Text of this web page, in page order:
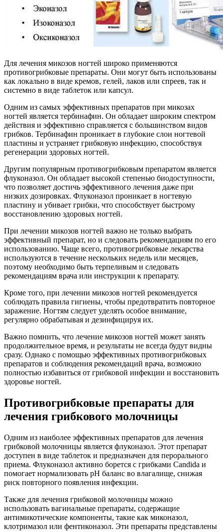
Для лечения микозов ногтей широко применяются
противогрибковые препараты. Они могут быть использованы
как локально в виде кремов, гелей, лаков или спреев, так и
системно в виде таблеток или капсул.
Одним из самых эффективных препаратов при микозах
ногтей является тербинафин. Он обладает широким спектром
действия и эффективно справляется с большинством видов
грибков. Тербинафин проникает в глубокие слои ногтевой
пластины и устраняет грибковую инфекцию, способствуя
регенерации здоровых ногтей.
Другим популярным противогрибковым препаратом является
флуконазол. Он обладает высокой степенью биодоступности,
что позволяет достичь эффективного лечения даже при
низких дозировках. Флуконазол проникает в ногтевую
пластину и убивает грибки, что способствует быстрому
восстановлению здоровых ногтей.
При лечении микозов ногтей важно не только выбрать
эффективный препарат, но и следовать рекомендациям по его
использованию. Чаще всего, противогрибковые лекарства
используются в течение нескольких недель или месяцев,
поэтому необходимо быть терпеливым и следовать
рекомендациям врача или инструкции к препарату.
Кроме того, при лечении микозов ногтей рекомендуется
соблюдать правила гигиены, чтобы предотвратить повторное
заражение. Ногтям следует уделять особое внимание,
регулярно обрабатывая и дезинфицируя их.
Важно помнить, что лечение микозов ногтей может занять
продолжительное время, и результаты не всегда будут видны
сразу. Однако с помощью эффективных противогрибковых
препаратов и соблюдения рекомендаций врача, возможно
полностью избавиться от грибковой инфекции и восстановить
здоровье ногтей.
Противогрибковые препараты для
лечения грибкового молочницы
Одним из наиболее эффективных препаратов для лечения
грибковой молочницы является флуконазол. Этот препарат
доступен в виде таблеток и предназначен для перорального
приема. Флуконазол активно борется с грибками Candida и
помогает нормализовать pH баланс во влагалище, снижая
риск повторного появления инфекции.
Также для лечения грибковой молочницы можно
использовать вагинальные препараты, содержащие
антимикотические компоненты, такие как миконазол,
клотримазол или фентиконазол. Эти препараты представлены